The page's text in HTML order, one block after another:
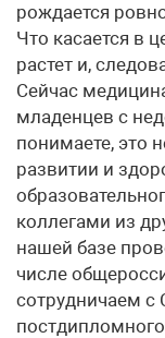
рождается
Что касается в
растет и,
Сейчас
младенцев с
понимаете, это
развитии и
коллегами из
нашей базе
числе
сотрудничаем с